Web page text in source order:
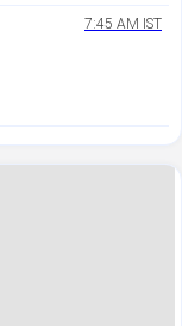
7:45 AM IST